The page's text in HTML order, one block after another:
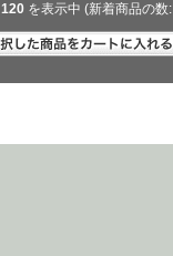
120を表示中 (新着商品の数: